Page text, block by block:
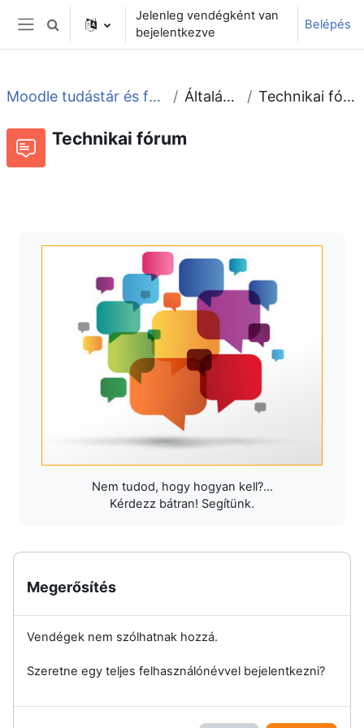
Tovább a fő tartalomhoz
Oldalpanel
Keresési bemeneti adatok váltása
Jelenleg vendégként van
bejelentkezve
Belépés
Moodle tudástár és fórum Általános Technikai fórum
Technikai fórum
Nem tudod, hogy hogyan kell?...
Kérdezz bátran! Segítünk.
Megerősítés
Vendégek nem szólhatnak hozzá.
Szeretne egy teljes felhasználónévvel bejelentkezni?